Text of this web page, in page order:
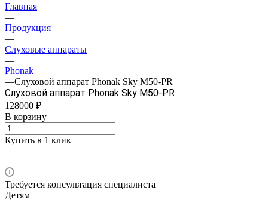
Главная
—
Продукция
—
Слуховые аппараты
—
Phonak
—Слуховой аппарат Phonak Sky M50-PR
Слуховой аппарат Phonak Sky M50-PR
128000 ₽
В корзину
Купить в 1 клик
Требуется консультация специалиста
Детям